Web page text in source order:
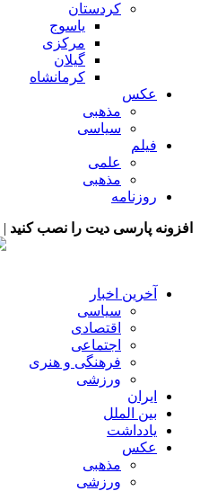
کردستان
یاسوج
مرکزی
گیلان
کرمانشاه
عکس
مذهبی
سیاسی
فیلم
علمی
مذهبی
روزنامه
افزونه پارسی دیت را نصب کنید |
آخرین اخبار
سیاسی
اقتصادی
اجتماعی
فرهنگی و هنری
ورزشی
ایران
بین الملل
یادداشت
عکس
مذهبی
ورزشی